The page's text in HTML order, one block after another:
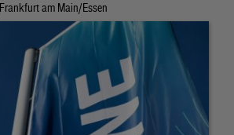
am Main/Essen